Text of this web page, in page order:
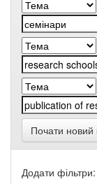
Почати
Додати фільтри: